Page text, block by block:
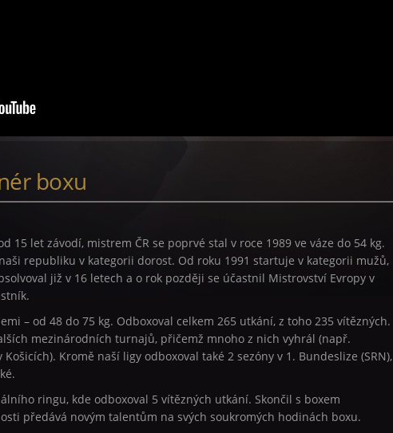
boxu
15 let závodí, mistrem ČR se poprvé stal v roce 1989 ve váze do 54 kg.
republiku v kategorii dorost. Od roku 1991 startuje v kategorii mužů,
již v 16 letech a o rok později se účastnil Mistrovství Evropy v
– od 48 do 75 kg. Odboxoval celkem 265 utkání, z toho 235 vítězných.
mezinárodních turnajů, přičemž mnoho z nich vyhrál (např.
Kromě naší ligy odboxoval také 2 sezóny v 1. Bundeslize (SRN),
ringu, kde odboxoval 5 vítězných utkání. Skončil s boxem
předává novým talentům na svých soukromých hodinách boxu.